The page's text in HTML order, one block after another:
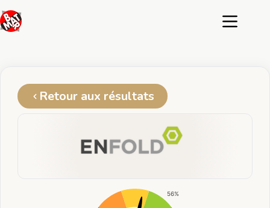
au
contenu
Retour aux résultats
56%